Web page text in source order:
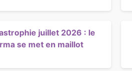
juillet 2026 : le
se met en maillot